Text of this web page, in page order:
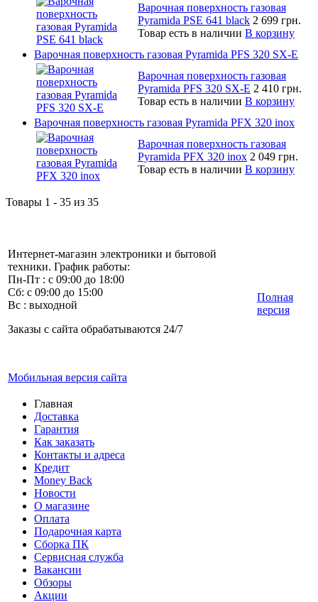
Варочная поверхность газовая
Pyramida PSE 641 black 2 699 грн.
Товар есть в наличии В корзину
Варочная поверхность газовая Pyramida PFS 320 SX-E
Варочная поверхность газовая
Pyramida PFS 320 SX-E 2 410 грн.
Товар есть в наличии В корзину
Варочная поверхность газовая Pyramida PFX 320 inox
Варочная поверхность газовая
Pyramida PFX 320 inox 2 049 грн.
Товар есть в наличии В корзину
Товары 1 - 35 из 35
Интернет-магазин электроники и бытовой
техники. График работы:
Пн-Пт : с 09:00 до 18:00
Сб: с 09:00 до 15:00
Вс : выходной
Заказы с сайта обрабатываются 24/7
Мобильная версия сайта
Полная
версия
Главная
Доставка
Гарантия
Как заказать
Контакты и адреса
Кредит
Money Back
Новости
О магазине
Оплата
Подарочная карта
Сборка ПК
Сервисная служба
Вакансии
Обзоры
Акции